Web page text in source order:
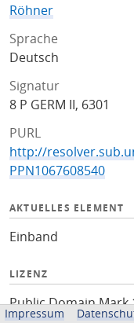
Röhner
Sprache
Deutsch
Signatur
8 P GERM II, 6301
PURL
http://
PPN1067608540
AKTUELLES ELEMENT
Einband
LIZENZ
Public Domain Mark
Impressum